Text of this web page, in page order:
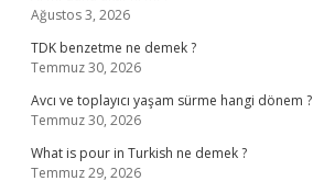
Ağustos 3, 2026
TDK benzetme ne demek ?
Temmuz 30, 2026
Avcı ve toplayıcı yaşam sürme hangi dönem ?
Temmuz 30, 2026
What is pour in Turkish ne demek ?
Temmuz 29, 2026